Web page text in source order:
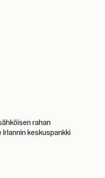
rahan
keskuspankki